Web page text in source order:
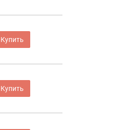
Купить
Купить